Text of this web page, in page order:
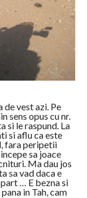
de vest azi. Pe
sens opus cu nr.
si le raspund. La
si aflu ca este
fara peripetii
sa joace
Ma dau jos
sa vad daca e
… E bezna si
in Tah, cam